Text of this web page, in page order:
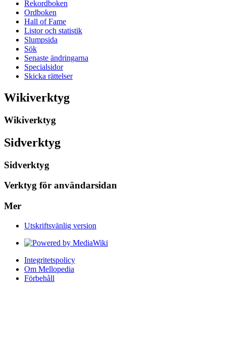
Rekordboken
Ordboken
Hall of Fame
Listor och statistik
Slumpsida
Sök
Senaste ändringarna
Specialsidor
Skicka rättelser
Wikiverktyg
Wikiverktyg
Sidverktyg
Sidverktyg
Verktyg för användarsidan
Mer
Utskriftsvänlig version
Integritetspolicy
Om Mellopedia
Förbehåll